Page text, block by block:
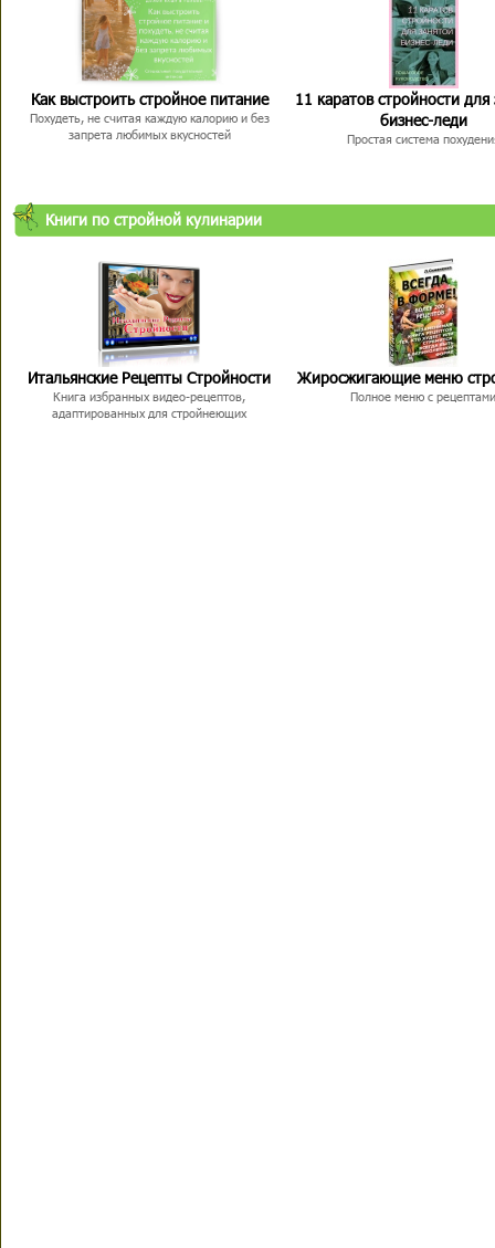
Как выстроить стройное питание
Похудеть, не считая каждую калорию и без
запрета любимых вкусностей
11 каратов стройности для
бизнес-леди
Простая система
Книги по стройной кулинарии
Итальянские Рецепты Стройности
Книга избранных видео-рецептов,
адаптированных для стройнеющих
Жиросжигающие меню
Полное меню с рецептами